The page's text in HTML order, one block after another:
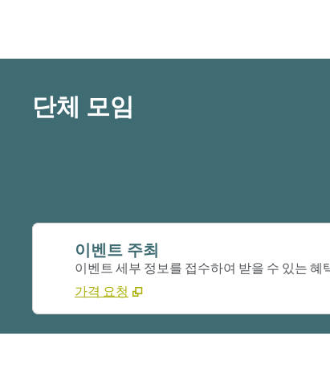
단체 모임
이벤트 주최
이벤트 세부 정보를 접수하여 받을 수 있는 혜
가격 요청